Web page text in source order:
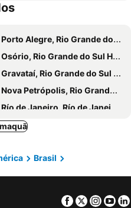
Porto Alegre, Rio Grande do Sul Hoteles
Osório, Rio Grande do Sul Hoteles
Gravataí, Rio Grande do Sul Hoteles
Nova Petrópolis, Rio Grande do Sul Hoteles
Río de Janeiro, Río de Janeiro Hoteles
Santana do Livramento, Rio Grande do Sul Hoteles
Búzios, Río de Janeiro Hoteles
Brasil
Facebook
Twitter